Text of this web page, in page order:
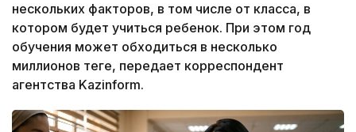
нескольких факторов, в том числе от класса, в
котором будет учиться ребенок. При этом год
обучения может обходиться в несколько
миллионов теңге, передает корреспондент
агентства Kazinform.